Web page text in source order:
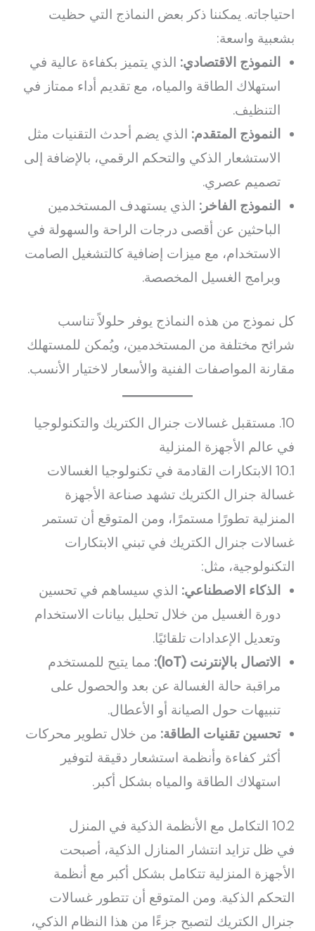
احتياجاته. يمكننا ذكر بعض النماذج التي حظيت
بشعبية واسعة:
النموذج الاقتصادي: الذي يتميز بكفاءة عالية في
استهلاك الطاقة والمياه، مع تقديم أداء ممتاز في
التنظيف.
النموذج المتقدم: الذي يضم أحدث التقنيات مثل
الاستشعار الذكي والتحكم الرقمي، بالإضافة إلى
تصميم عصري.
النموذج الفاخر: الذي يستهدف المستخدمين
الباحثين عن أقصى درجات الراحة والسهولة في
الاستخدام، مع ميزات إضافية كالتشغيل الصامت
وبرامج الغسيل المخصصة.
كل نموذج من هذه النماذج يوفر حلولاً تناسب
شرائح مختلفة من المستخدمين، ويُمكن للمستهلك
مقارنة المواصفات الفنية والأسعار لاختيار الأنسب.
10. مستقبل غسالات جنرال الكتريك والتكنولوجيا
في عالم الأجهزة المنزلية
10.1 الابتكارات القادمة في تكنولوجيا الغسالات
غسالة جنرال الكتريك تشهد صناعة الأجهزة
المنزلية تطورًا مستمرًا، ومن المتوقع أن تستمر
غسالات جنرال الكتريك في تبني الابتكارات
التكنولوجية، مثل:
الذكاء الاصطناعي: الذي سيساهم في تحسين
دورة الغسيل من خلال تحليل بيانات الاستخدام
وتعديل الإعدادات تلقائيًا.
الاتصال بالإنترنت (IoT):
مما يتيح للمستخدم
مراقبة حالة الغسالة عن بعد والحصول على
تنبيهات حول الصيانة أو الأعطال.
تحسين تقنيات الطاقة: من خلال تطوير محركات
أكثر كفاءة وأنظمة استشعار دقيقة لتوفير
استهلاك الطاقة والمياه بشكل أكبر.
10.2 التكامل مع الأنظمة الذكية في المنزل
في ظل تزايد انتشار المنازل الذكية، أصبحت
الأجهزة المنزلية تتكامل بشكل أكبر مع أنظمة
التحكم الذكية. ومن المتوقع أن تتطور غسالات
جنرال الكتريك لتصبح جزءًا من هذا النظام الذكي،